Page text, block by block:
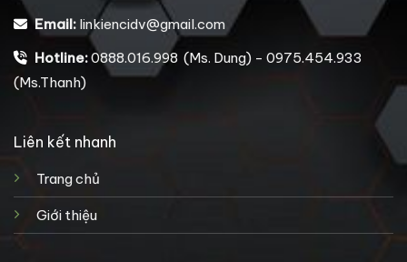
Email: linkiencidv@gmail.com
Hotline:0888.016.998 (Ms. Dung) - 0975.454.933
(Ms.Thanh)
Liên kết nhanh
Trang chủ
Giới thiệu